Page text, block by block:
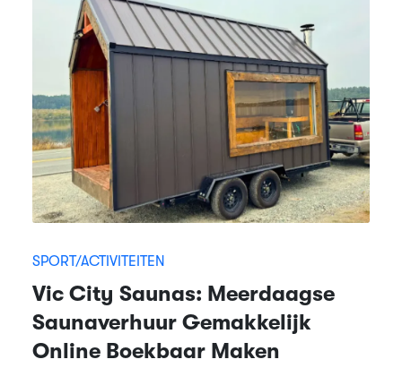
SPORT/ACTIVITEITEN
Vic City Saunas: Meerdaagse
Saunaverhuur Gemakkelijk
Online Boekbaar Maken